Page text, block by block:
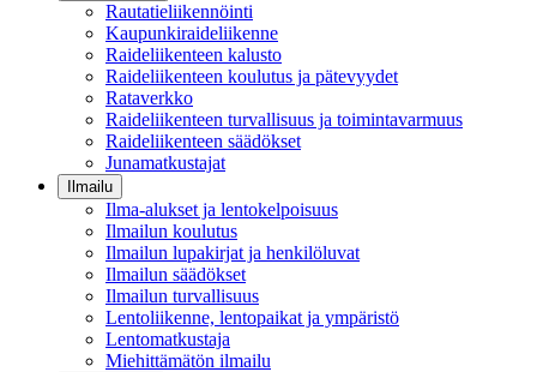
Rautatieliikennöinti
Kaupunkiraideliikenne
Raideliikenteen kalusto
Raideliikenteen koulutus ja pätevyydet
Rataverkko
Raideliikenteen turvallisuus ja toimintavarmuus
Raideliikenteen säädökset
Junamatkustajat
Ilmailu
Ilma-alukset ja lentokelpoisuus
Ilmailun koulutus
Ilmailun lupakirjat ja henkilöluvat
Ilmailun säädökset
Ilmailun turvallisuus
Lentoliikenne, lentopaikat ja ympäristö
Lentomatkustaja
Miehittämätön ilmailu